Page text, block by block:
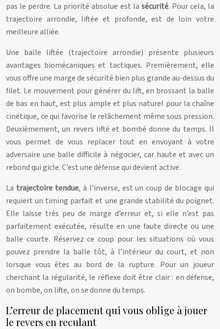
pas le perdre. La priorité absolue est la sécurité. Pour cela, la
trajectoire arrondie, liftée et profonde, est de loin votre
meilleure alliée.
Une balle liftée (trajectoire arrondie) présente plusieurs
avantages biomécaniques et tactiques. Premièrement, elle
vous offre une marge de sécurité bien plus grande au-dessus du
filet. Le mouvement pour générer du lift, en brossant la balle
de bas en haut, est plus ample et plus naturel pour la chaîne
cinétique, ce qui favorise le relâchement même sous pression.
Deuxièmement, un revers lifté et bombé donne du temps. Il
vous permet de vous replacer tout en envoyant à votre
adversaire une balle difficile à négocier, car haute et avec un
rebond qui gicle. C’est une défense qui devient active.
La trajectoire tendue, à l’inverse, est un coup de blocage qui
requiert un timing parfait et une grande stabilité du poignet.
Elle laisse très peu de marge d’erreur et, si elle n’est pas
parfaitement exécutée, résulte en une faute directe ou une
balle courte. Réservez ce coup pour les situations où vous
pouvez prendre la balle tôt, à l’intérieur du court, et non
lorsque vous êtes au bord de la rupture. Pour un joueur
cherchant la régularité, le réflexe doit être clair : en défense,
on bombe, on lifte, on se donne du temps.
L’erreur de placement qui vous oblige à jouer
le revers en reculant